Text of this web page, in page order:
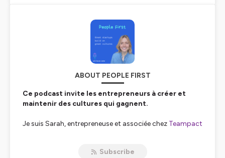
ABOUT PEOPLE FIRST
Ce podcast invite les entrepreneurs à créer et
maintenir des cultures qui gagnent.
Je suis Sarah, entrepreneuse et associée chez Teampact
équipes qui gagnent (physique, mental, résilience, esprit
Subscribe